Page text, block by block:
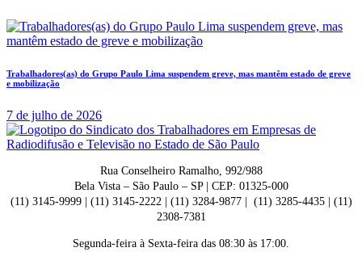
Trabalhadores(as) do Grupo Paulo Lima suspendem greve, mas mantêm estado de greve
e mobilização
7 de julho de 2026
Rua Conselheiro Ramalho, 992/988
Bela Vista – São Paulo – SP | CEP: 01325-000
(11) 3145-9999 | (11) 3145-2222 | (11) 3284-9877 | (11) 3285-4435 | (11)
2308-7381
Segunda-feira à Sexta-feira das 08:30 às 17:00.